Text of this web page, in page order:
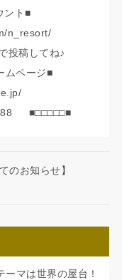
ント■
n_resort/
投稿してね♪
ムページ■
■□□□□□■
のお知らせ】
ーマは世界の屋台！